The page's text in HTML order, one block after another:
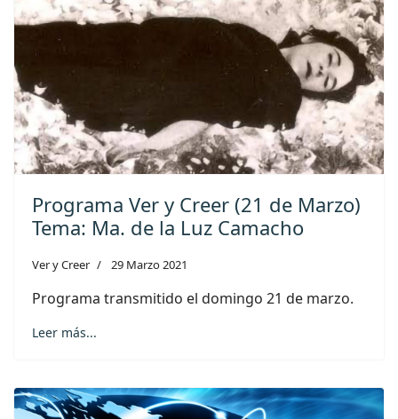
Programa Ver y Creer (21 de Marzo)
Tema: Ma. de la Luz Camacho
Ver y Creer 29 Marzo 2021
Programa transmitido el domingo 21 de marzo.
Leer más...